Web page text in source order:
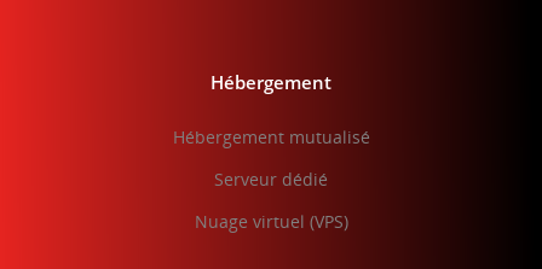
Hébergement
Hébergement mutualisé
Serveur dédié
Nuage virtuel (VPS)